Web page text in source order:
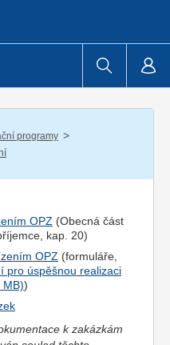
programy /
OPZ (Obecná část
, kap. 20)
OPZ (formuláře,
pro úspěšnou realizaci
)
k zakázkám